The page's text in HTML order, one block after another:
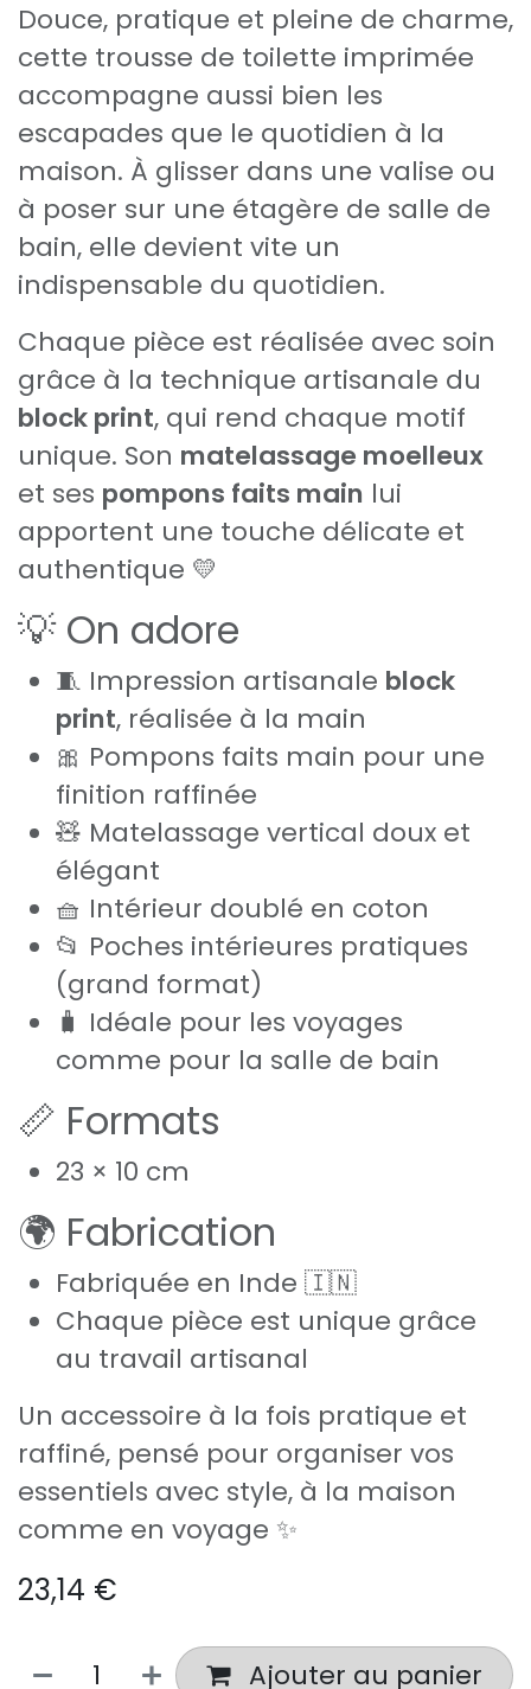
Douce, pratique et pleine de charme,
cette trousse de toilette imprimée
accompagne aussi bien les
escapades que le quotidien à la
maison. À glisser dans une valise ou
à poser sur une étagère de salle de
bain, elle devient vite un
indispensable du quotidien.
Chaque pièce est réalisée avec soin
grâce à la technique artisanale du
block print, qui rend chaque motif
unique. Son matelassage moelleux
et ses pompons faits main lui
apportent une touche délicate et
authentique 💛
💡 On adore
🧵 Impression artisanale block
print, réalisée à la main
🎀 Pompons faits main pour une
finition raffinée
🧸 Matelassage vertical doux et
élégant
🧺 Intérieur doublé en coton
📂 Poches intérieures pratiques
(grand format)
🧳 Idéale pour les voyages
comme pour la salle de bain
📏 Formats
23 × 10 cm
🌍 Fabrication
Fabriquée en Inde 🇮🇳
Chaque pièce est unique grâce
au travail artisanal
Un accessoire à la fois pratique et
raffiné, pensé pour organiser vos
essentiels avec style, à la maison
comme en voyage ✨
23,14 €
Ajouter au panier